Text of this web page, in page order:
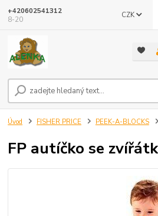
CZK
+420602541312
8-20
Úvod FISHER PRICE PEEK-A-BLOCKS
FP autíčko se